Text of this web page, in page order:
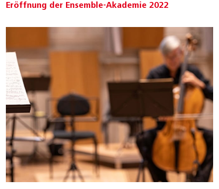
Eröffnung der Ensemble-Akademie 2022